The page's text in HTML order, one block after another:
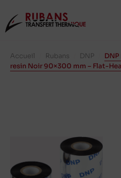
Accueil Rubans DNP
resin Noir 90×300 mm – Flat-